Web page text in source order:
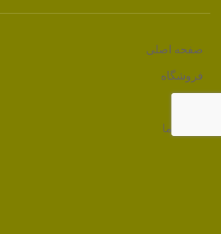
صفحه اصلی
فروشگاه
درباره ما